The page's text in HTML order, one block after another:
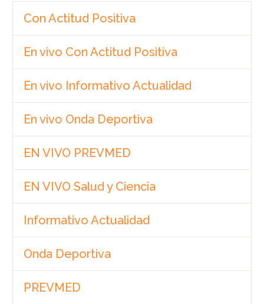
Con Actitud Positiva
En vivo Con Actitud Positiva
En vivo Informativo Actualidad
En vivo Onda Deportiva
EN VIVO PREVMED
EN VIVO Salud y Ciencia
Informativo Actualidad
Onda Deportiva
PREVMED